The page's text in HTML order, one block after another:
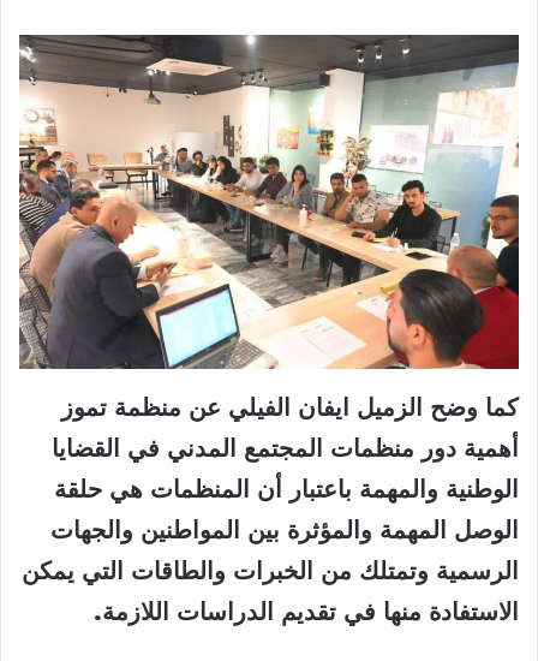
كما وضح الزميل ايفان الفيلي عن منظمة تموز
أهمية دور منظمات المجتمع المدني في القضايا
الوطنية والمهمة باعتبار أن المنظمات هي حلقة
الوصل المهمة والمؤثرة بين المواطنين والجهات
الرسمية وتمتلك من الخبرات والطاقات التي يمكن
الاستفادة منها في تقديم الدراسات اللازمة.